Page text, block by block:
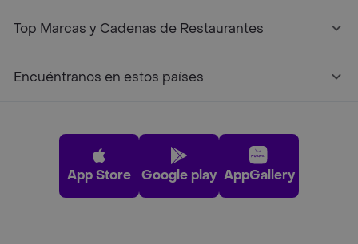
Top Marcas y Cadenas de Restaurantes
Encuéntranos en estos países
App Store Google play AppGallery